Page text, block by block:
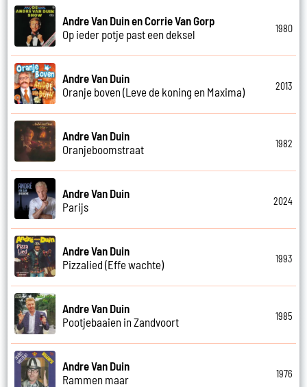
Andre Van Duin en Corrie Van Gorp
Op ieder potje past een deksel
1980
Andre Van Duin
Oranje boven (Leve de koning en Maxima)
2013
Andre Van Duin
Oranjeboomstraat
1982
Andre Van Duin
Parijs
2024
Andre Van Duin
Pizzalied (Effe wachte)
1993
Andre Van Duin
Pootjebaaien in Zandvoort
1985
Andre Van Duin
Rammen maar
1976